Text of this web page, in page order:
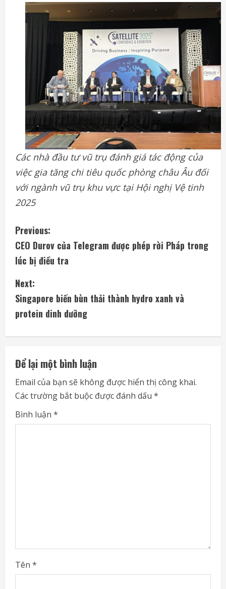
Các nhà đầu tư vũ trụ đánh giá tác động của
việc gia tăng chi tiêu quốc phòng châu Âu đối
với ngành vũ trụ khu vực tại Hội nghị Vệ tinh
2025
C
o
n
t
i
n
u
e
R
e
Previous:
CEO Durov của Telegram được phép rời Pháp trong
lúc bị điều tra
Next:
Singapore biến bùn thải thành hydro xanh và
protein dinh dưỡng
Để lại một bình luận
Email của bạn sẽ không được hiển thị công khai.
Các trường bắt buộc được đánh dấu *
Bình luận *
Tên *